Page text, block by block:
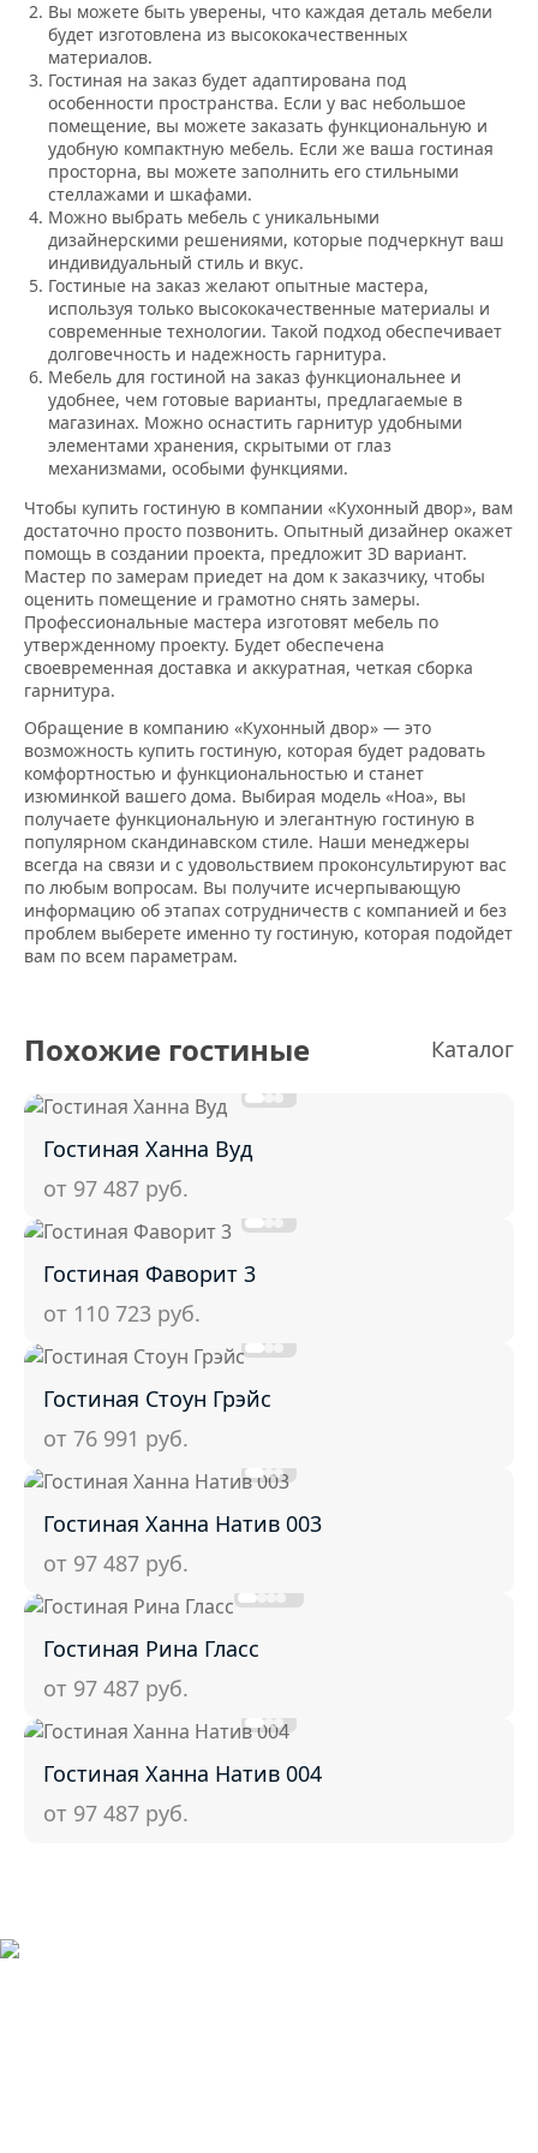
Вы можете быть уверены, что каждая деталь мебели
будет изготовлена из высококачественных
материалов.
Гостиная на заказ будет адаптирована под
особенности пространства. Если у вас небольшое
помещение, вы можете заказать функциональную и
удобную компактную мебель. Если же ваша гостиная
просторна, вы можете заполнить его стильными
стеллажами и шкафами.
Можно выбрать мебель с уникальными
дизайнерскими решениями, которые подчеркнут ваш
индивидуальный стиль и вкус.
Гостиные на заказ желают опытные мастера,
используя только высококачественные материалы и
современные технологии. Такой подход обеспечивает
долговечность и надежность гарнитура.
Мебель для гостиной на заказ функциональнее и
удобнее, чем готовые варианты, предлагаемые в
магазинах. Можно оснастить гарнитур удобными
элементами хранения, скрытыми от глаз
механизмами, особыми функциями.
Чтобы купить гостиную в компании «Кухонный двор», вам
достаточно просто позвонить. Опытный дизайнер окажет
помощь в создании проекта, предложит 3D вариант.
Мастер по замерам приедет на дом к заказчику, чтобы
оценить помещение и грамотно снять замеры.
Профессиональные мастера изготовят мебель по
утвержденному проекту. Будет обеспечена
своевременная доставка и аккуратная, четкая сборка
гарнитура.
Обращение в компанию «Кухонный двор» — это
возможность купить гостиную, которая будет радовать
комфортностью и функциональностью и станет
изюминкой вашего дома. Выбирая модель «Ноа», вы
получаете функциональную и элегантную гостиную в
популярном скандинавском стиле. Наши менеджеры
всегда на связи и с удовольствием проконсультируют вас
по любым вопросам. Вы получите исчерпывающую
информацию об этапах сотрудничеств с компанией и без
проблем выберете именно ту гостиную, которая подойдет
вам по всем параметрам.
Похожие гостиные Каталог
Гостиная Ханна Вуд
от 97 487 руб.
Гостиная Фаворит 3
от 110 723 руб.
Гостиная Стоун Грэйс
от 76 991 руб.
Гостиная Ханна Натив 003
от 97 487 руб.
Гостиная Рина Гласс
от 97 487 руб.
Гостиная Ханна Натив 004
от 97 487 руб.